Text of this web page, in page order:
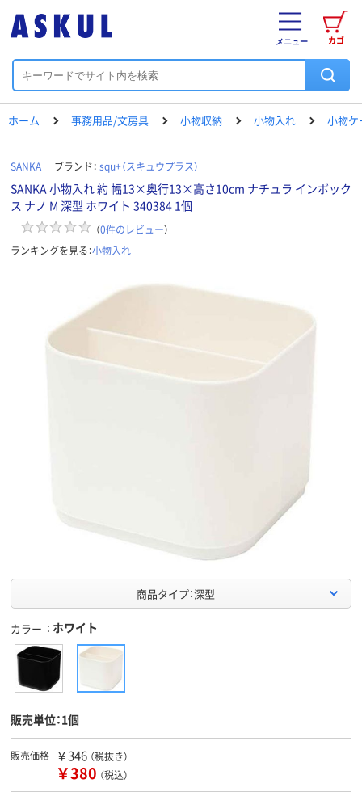
カゴ
メニュー
ホーム 事務用品/文房具 小物収納 小物入れ 小物ケ
SANKA ブランド： squ+（スキュウプラス）
SANKA 小物入れ 約 幅13×奥行13×高さ10cm ナチュラ インボック
ス ナノ M 深型 ホワイト 340384 1個
（0件のレビュー）
ランキングを見る：小物入れ
商品タイプ：深型
カラー ホワイト
販売単位：1個
販売価格 ￥346 （税抜き）
￥380 （税込）